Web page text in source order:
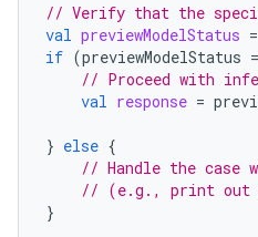
// Verify that the
val previewModelStatus =
if (previewModelStatus
// Proceed with
val response =
} else {
// Handle the case
// (e.g., print out
}